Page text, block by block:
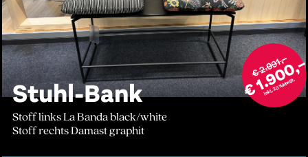
€ 2.991,–
€ inkl. 20% MwSt.
Stuhl-Bank
Stoff links La Banda black/white
Stoff rechts Damast graphit